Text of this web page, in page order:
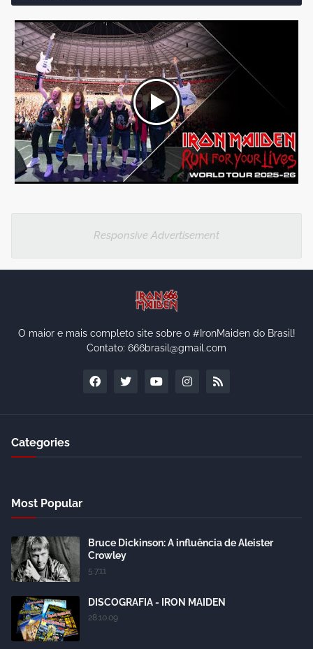
Responsive Advertisement
O maior e mais completo site sobre o #IronMaiden do Brasil!
Contato: 666brasil@gmail.com
Categories
Most Popular
Bruce Dickinson: A influência de Aleister
Crowley
5.7.11
DISCOGRAFIA - IRON MAIDEN
28.10.09